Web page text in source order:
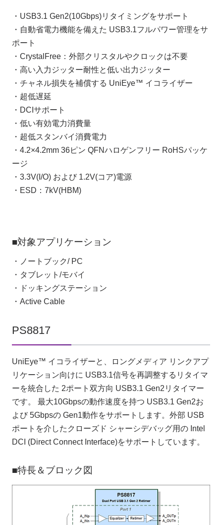
・USB3.1 Gen2(10Gbps)リタイミングをサポート
・自動省電力機能を備えた USB3.1フルパワー管理をサ
ポート
・CrystalFree：外部クリスタルやクロックは不要
・高い入力ジッター耐性と低い出力ジッター
・チャネル損失を補償する UniEye™ イコライザー
・超低遅延
・DCIサポート
・低い有効電力消費量
・超低スタンバイ消費電力
・4.2×4.2mm 36ピン QFNハロゲンフリー RoHSパッケ
ージ
・3.3V(I/O) および 1.2V(コア)電源
・ESD：7kV(HBM)
■対象アプリケーション
・ノートブック/ PC
・タブレット/モバイ
・ドッキングステーション
・Active Cable
PS8817
UniEye™ イコライザーと、ロングメディア リンクアプ
リケーション向けに USB3.1信号を再調整するリタイマ
ーを統合した 2ポート双方向 USB3.1 Gen2リタイマー
です。 最大10Gbpsの動作速度を持つ USB3.1 Gen2お
よび 5Gbpsの Gen1動作をサポートします。外部 USB
ポートを介したクローズド シャーシデバッグ用の Intel
DCI (Direct Connect Interface)をサポートしています。
■特長＆ブロック図